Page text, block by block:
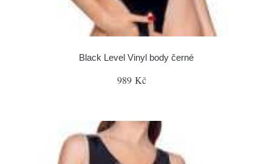
Black Level Vinyl body černé
989 Kč